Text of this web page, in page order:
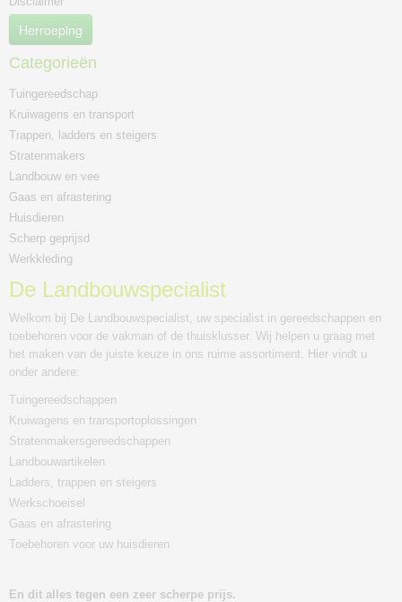
Herroeping
Categorieën
Tuingereedschap
Kruiwagens en transport
Trappen, ladders en steigers
Stratenmakers
Landbouw en vee
Gaas en afrastering
Huisdieren
Scherp geprijsd
Werkkleding
De Landbouwspecialist
Welkom bij De Landbouwspecialist, uw specialist in gereedschappen en
toebehoren voor de vakman of de thuisklusser. Wij helpen u graag met
het maken van de juiste keuze in ons ruime assortiment. Hier vindt u
onder andere:
Tuingereedschappen
Kruiwagens en transportoplossingen
Stratenmakersgereedschappen
Landbouwartikelen
Ladders, trappen en steigers
Werkschoeisel
Gaas en afrastering
Toebehoren voor uw huisdieren
En dit alles tegen een zeer scherpe prijs.